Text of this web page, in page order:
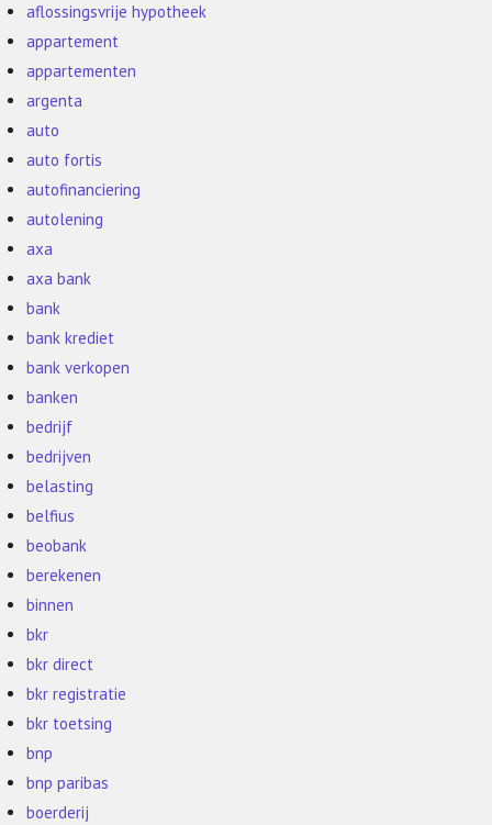
aflossingsvrije hypotheek
appartement
appartementen
argenta
auto
auto fortis
autofinanciering
autolening
axa
axa bank
bank
bank krediet
bank verkopen
banken
bedrijf
bedrijven
belasting
belfius
beobank
berekenen
binnen
bkr
bkr direct
bkr registratie
bkr toetsing
bnp
bnp paribas
boerderij